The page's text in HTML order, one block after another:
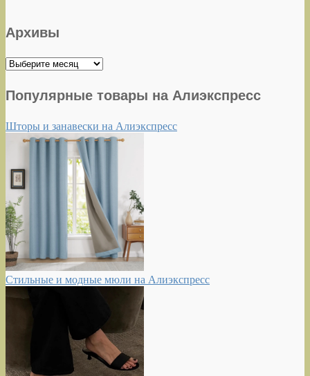
Архивы
Архивы
Популярные товары на Алиэкспресс
Шторы и занавески на Алиэкспресс
Стильные и модные мюли на Алиэкспресс